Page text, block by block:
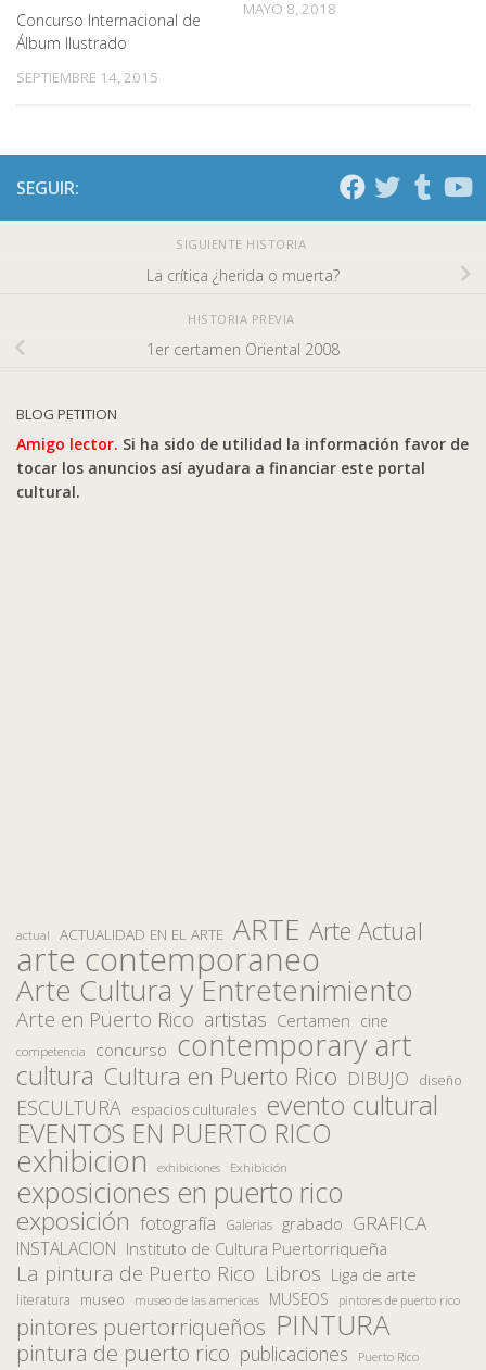
Concurso Internacional de
Álbum Ilustrado
SEPTIEMBRE 14, 2015
MAYO 8, 2018
SEGUIR:
SIGUIENTE HISTORIA
La crítica ¿herida o muerta?
HISTORIA PREVIA
1er certamen Oriental 2008
BLOG PETITION
Amigo lector. Si ha sido de utilidad la información favor de
tocar los anuncios así ayudara a financiar este portal
cultural.
actual ACTUALIDAD EN EL ARTE ARTE Arte Actual
arte contemporaneo
Arte Cultura y Entretenimiento
Arte en Puerto Rico artistas Certamen cine
competencia concurso contemporary art
cultura Cultura en Puerto Rico DIBUJO diseño
ESCULTURA espacios culturales evento cultural
EVENTOS EN PUERTO RICO
exhibicion exhibiciones Exhibición
exposiciones en puerto rico
exposición fotografía Galerias grabado GRAFICA
INSTALACION Instituto de Cultura Puertorriqueña
La pintura de Puerto Rico Libros Liga de arte
literatura museo museo de las americas MUSEOS pintores de puerto rico
pintores puertorriqueños PINTURA
pintura de puerto rico publicaciones Puerto Rico